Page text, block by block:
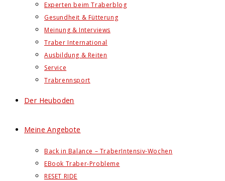
Experten beim Traberblog
Gesundheit & Fütterung
Meinung & Interviews
Traber International
Ausbildung & Reiten
Service
Trabrennsport
Der Heuboden
Meine Angebote
Back in Balance – TraberIntensiv-Wochen
EBook Traber-Probleme
RESET RIDE